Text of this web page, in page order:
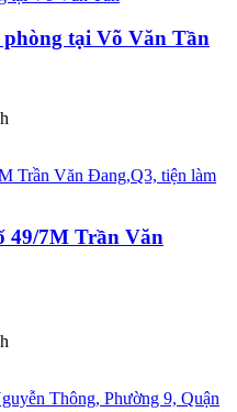
tại Võ Văn Tần
49/7M Trần Văn